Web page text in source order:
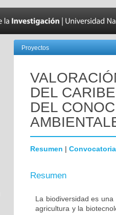
Proyectos
DEL
DEL
Resumen | Convocatoria
Resumen
La biodiversidad es
agricultura y la